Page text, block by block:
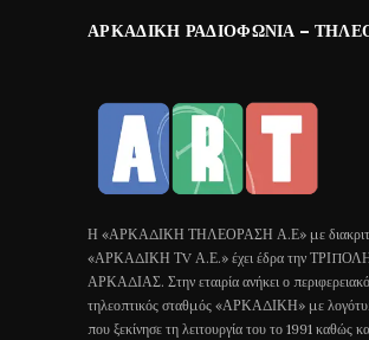
ΑΡΚΑΔΙΚΉ ΡΑΔΙΟΦΩΝΊΑ –
Η «ΑΡΚΑΔΙΚΗ ΤΗΛΕΟΡΑΣΗ Α.Ε» με
«ΑΡΚΑΔΙΚΗ ΤV Α.Ε.» έχει έδρα την
ΑΡΚΑΔΙΑΣ. Στην εταιρία ανήκει ο
τηλεοπτικός σταθμός «ΑΡΚΑΔΙΚΗ» με
που ξεκίνησε τη λειτουργία του το 1991 καθώς